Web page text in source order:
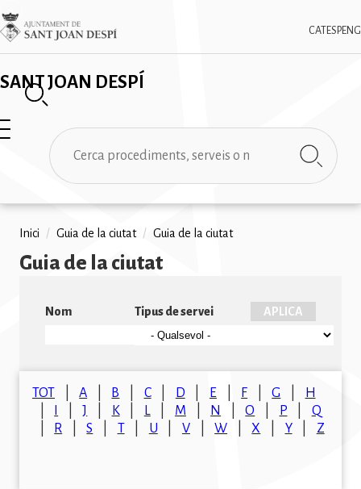
Vés
al
contingut
SANT JOAN DESPÍ
CAT ESPENG
Imatge
✕
Cerca
Fil
d'ariadna
Inici / Guia de la ciutat / Guia de la ciutat
Guia de la ciutat
Nom Tipus de servei
TOT A B C D E F G
H
J K L M N O P
Q
R
S T U V W X Y Z